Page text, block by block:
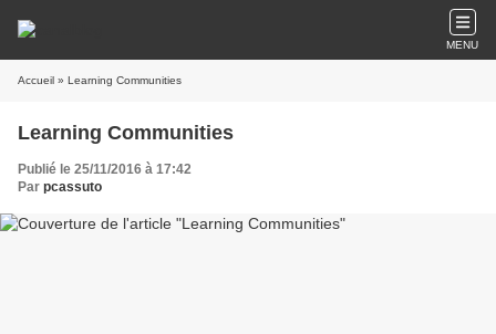
MENU
Accueil » Learning Communities
Learning Communities
Publié le 25/11/2016 à 17:42
Par pcassuto